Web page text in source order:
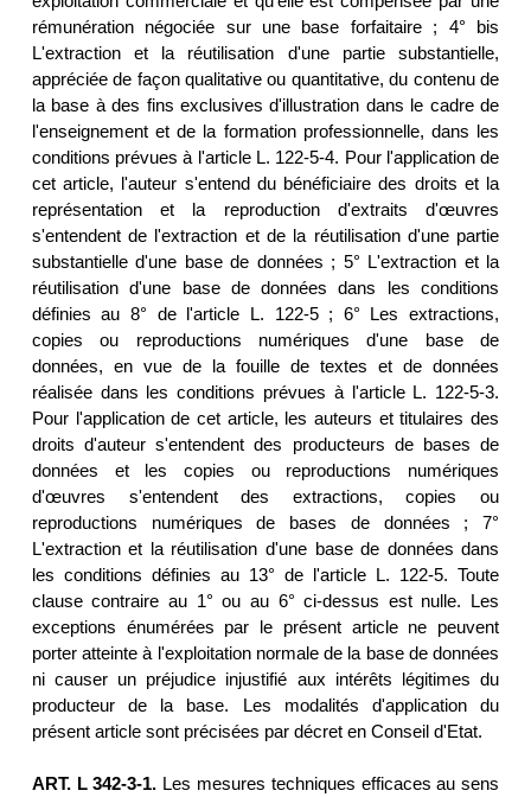
rémunération négociée sur une base forfaitaire ; 4° bis
L'extraction et la réutilisation d'une partie substantielle,
appréciée de façon qualitative ou quantitative, du contenu de
la base à des fins exclusives d'illustration dans le cadre de
l'enseignement et de la formation professionnelle, dans les
conditions prévues à l'article L. 122-5-4. Pour l'application de
cet article, l'auteur s'entend du bénéficiaire des droits et la
représentation et la reproduction d'extraits d'œuvres
s'entendent de l'extraction et de la réutilisation d'une partie
substantielle d'une base de données ; 5° L'extraction et la
réutilisation d'une base de données dans les conditions
définies au 8° de l'article L. 122-5 ; 6° Les extractions,
copies ou reproductions numériques d'une base de
données, en vue de la fouille de textes et de données
réalisée dans les conditions prévues à l'article L. 122-5-3.
Pour l'application de cet article, les auteurs et titulaires des
droits d'auteur s'entendent des producteurs de bases de
données et les copies ou reproductions numériques
d'œuvres s'entendent des extractions, copies ou
reproductions numériques de bases de données ; 7°
L'extraction et la réutilisation d'une base de données dans
les conditions définies au 13° de l'article L. 122-5. Toute
clause contraire au 1° ou au 6° ci-dessus est nulle. Les
exceptions énumérées par le présent article ne peuvent
porter atteinte à l'exploitation normale de la base de données
ni causer un préjudice injustifié aux intérêts légitimes du
producteur de la base. Les modalités d'application du
présent article sont précisées par décret en Conseil d'Etat.
ART. L 342-3-1. Les mesures techniques efficaces au sens